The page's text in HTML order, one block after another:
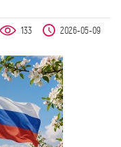
2026-05-09
133